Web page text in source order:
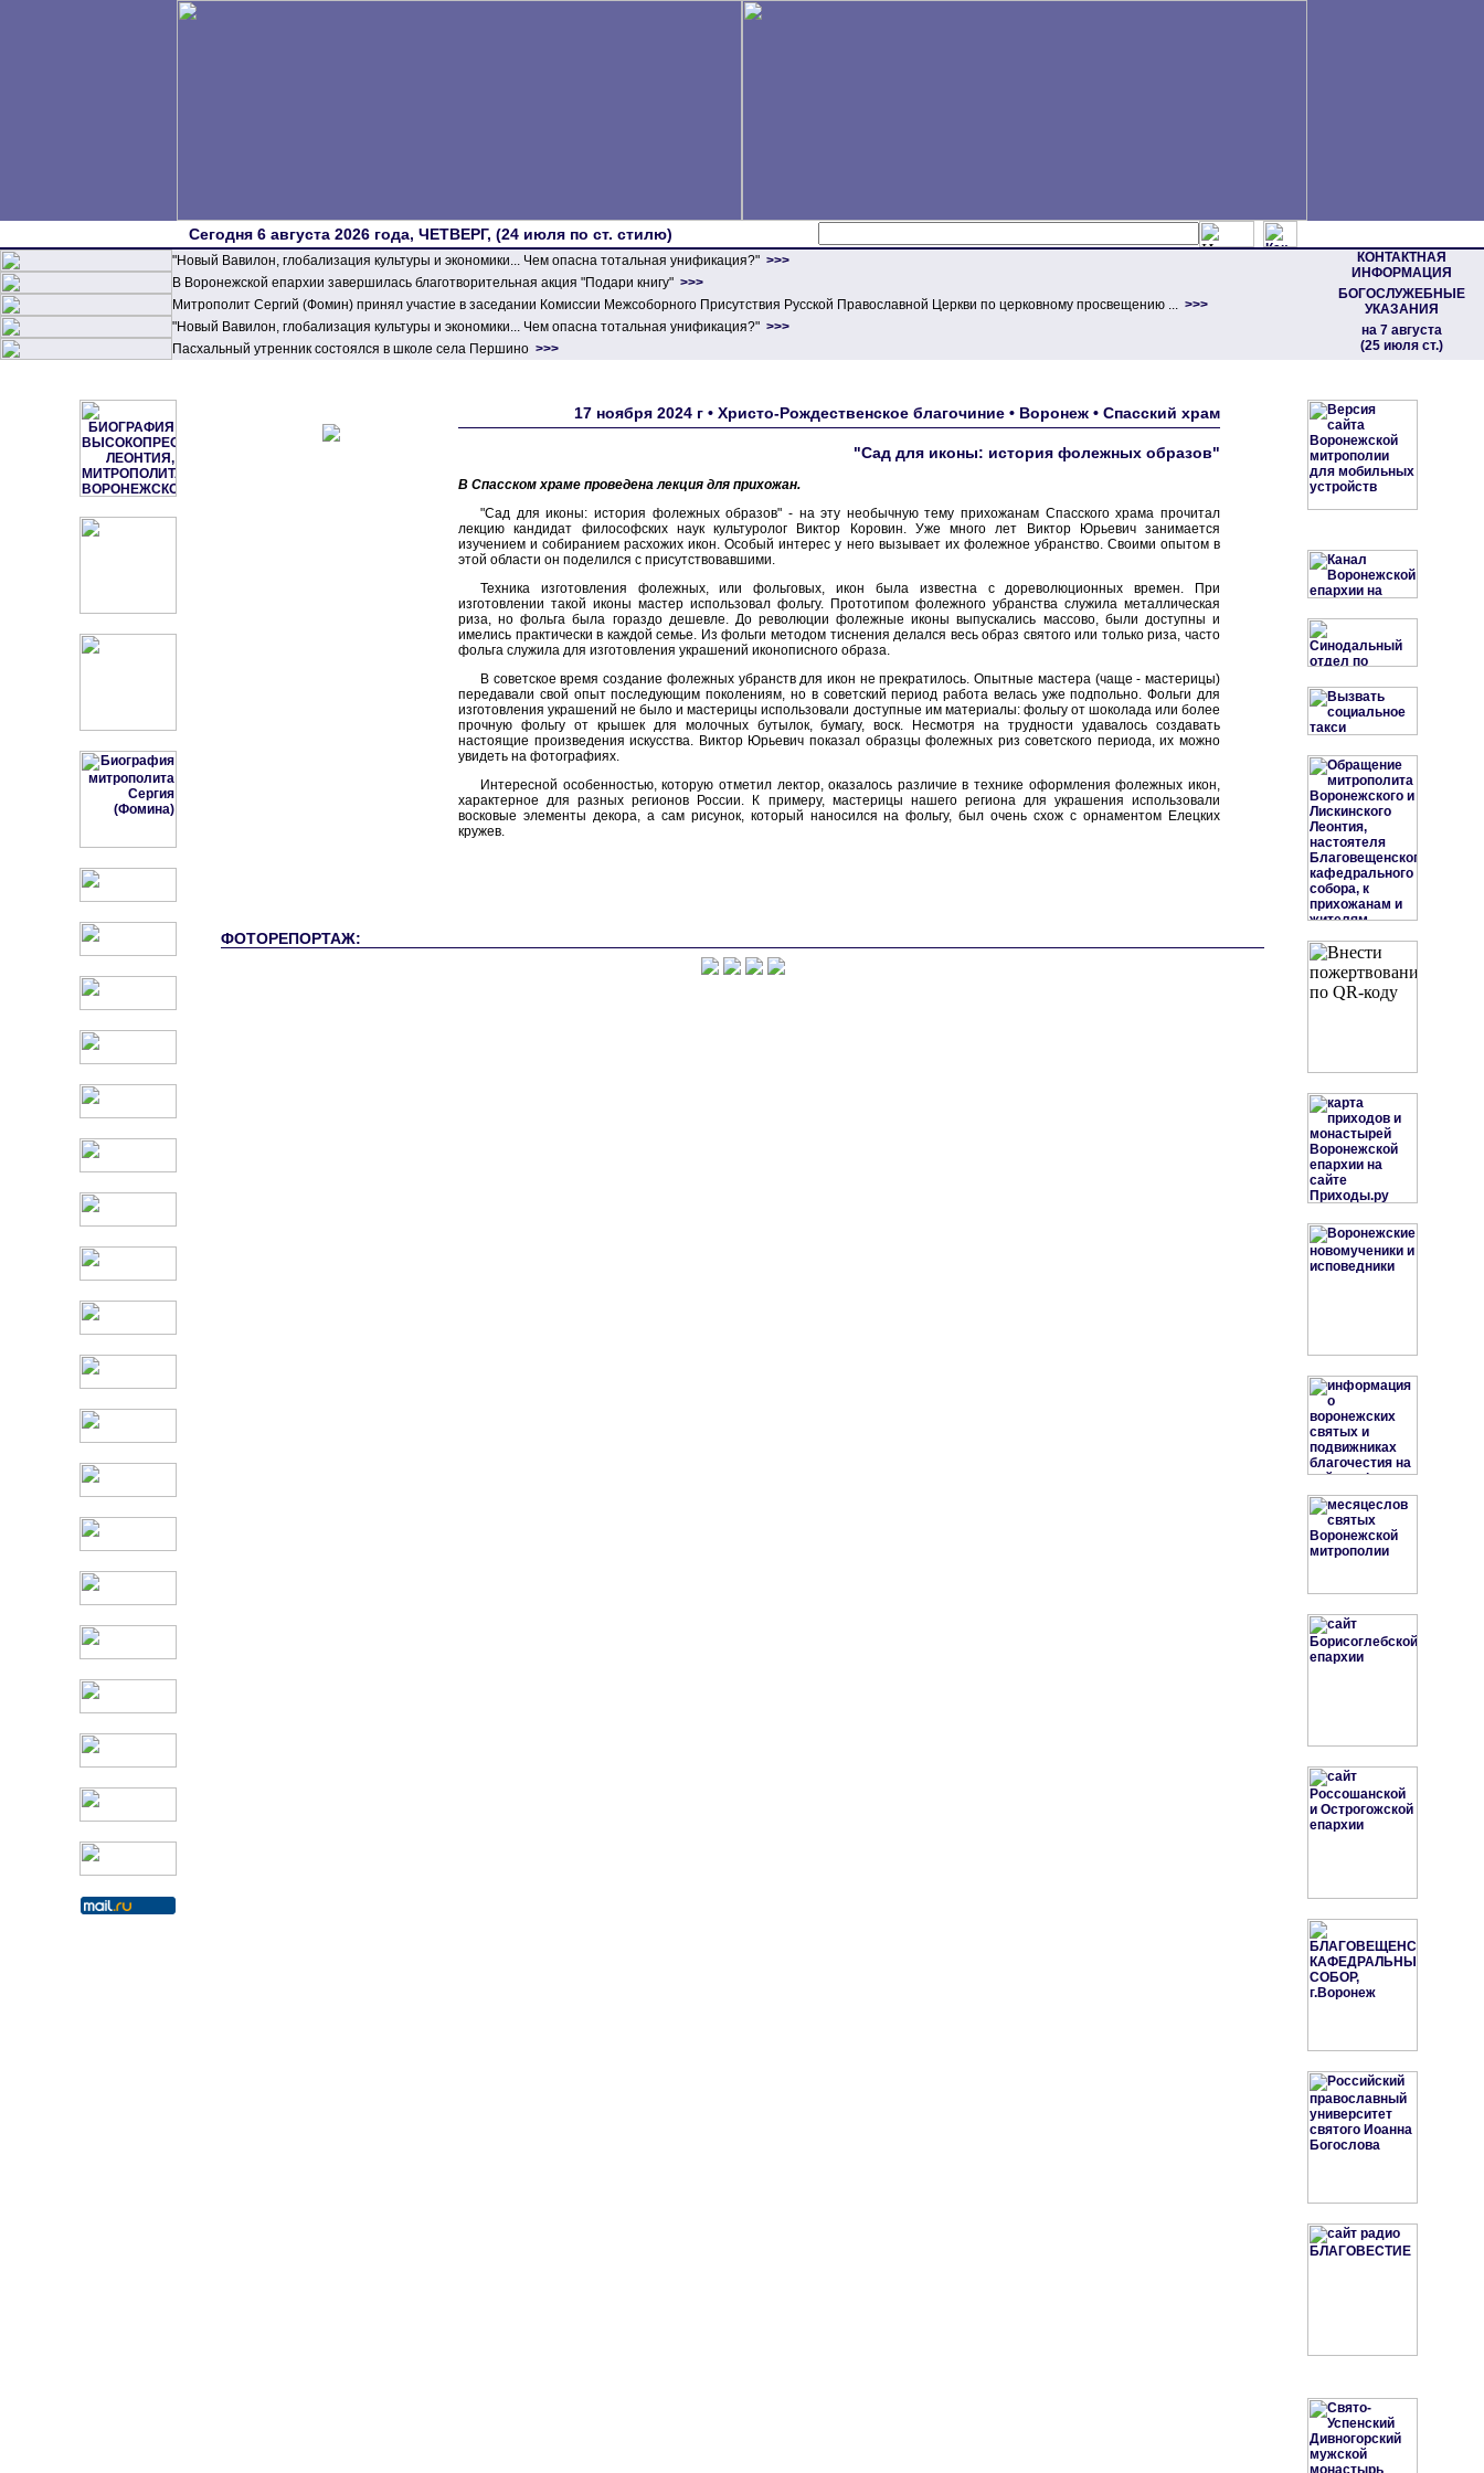
Сегодня 6 августа 2026 года, ЧЕТВЕРГ, (24 июля по ст. стилю)
"Новый Вавилон, глобализация культуры и экономики... Чем опасна тотальная унификация?" >>>
КОНТАКТНАЯ
ИНФОРМАЦИЯ
БОГОСЛУЖЕБНЫЕ
УКАЗАНИЯ
на 7 августа
(25 июля ст.)
В Воронежской епархии завершилась благотворительная акция "Подари книгу" >>>
Митрополит Сергий (Фомин) принял участие в заседании Комиссии Межсоборного Присутствия Русской Православной Церкви по церковному просвещению ... >>>
"Новый Вавилон, глобализация культуры и экономики... Чем опасна тотальная унификация?" >>>
Пасхальный утренник состоялся в школе села Першино >>>
17 ноября 2024 г • Христо-Рождественское благочиние • Воронеж • Спасский храм
"Сад для иконы: история фолежных образов"
В Спасском храме проведена лекция для прихожан.
"Сад для иконы: история фолежных образов" - на эту необычную тему прихожанам Спасского храма прочитал
лекцию кандидат философских наук культуролог Виктор Коровин. Уже много лет Виктор Юрьевич занимается
изучением и собиранием расхожих икон. Особый интерес у него вызывает их фолежное убранство. Своими опытом в
этой области он поделился с присутствовавшими.
Техника изготовления фолежных, или фольговых, икон была известна с дореволюционных времен. При
изготовлении такой иконы мастер использовал фольгу. Прототипом фолежного убранства служила металлическая
риза, но фольга была гораздо дешевле. До революции фолежные иконы выпускались массово, были доступны и
имелись практически в каждой семье. Из фольги методом тиснения делался весь образ святого или только риза, часто
фольга служила для изготовления украшений иконописного образа.
В советское время создание фолежных убранств для икон не прекратилось. Опытные мастера (чаще - мастерицы)
передавали свой опыт последующим поколениям, но в советский период работа велась уже подпольно. Фольги для
изготовления украшений не было и мастерицы использовали доступные им материалы: фольгу от шоколада или более
прочную фольгу от крышек для молочных бутылок, бумагу, воск. Несмотря на трудности удавалось создавать
настоящие произведения искусства. Виктор Юрьевич показал образцы фолежных риз советского периода, их можно
увидеть на фотографиях.
Интересной особенностью, которую отметил лектор, оказалось различие в технике оформления фолежных икон,
характерное для разных регионов России. К примеру, мастерицы нашего региона для украшения использовали
восковые элементы декора, а сам рисунок, который наносился на фольгу, был очень схож с орнаментом Елецких
кружев.
ФОТОРЕПОРТАЖ: